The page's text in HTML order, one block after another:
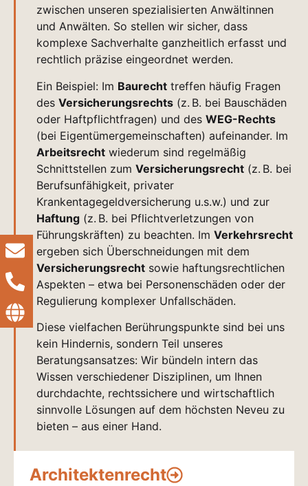
zwischen unseren spezialisierten Anwältinnen
und Anwälten. So stellen wir sicher, dass
komplexe Sachverhalte ganzheitlich erfasst und
rechtlich präzise eingeordnet werden.
Ein Beispiel: Im Baurecht treffen häufig Fragen
des Versicherungsrechts (z. B. bei Bauschäden
oder Haftpflichtfragen) und des WEG-Rechts
(bei Eigentümergemeinschaften) aufeinander. Im
Arbeitsrecht wiederum sind regelmäßig
Schnittstellen zum Versicherungsrecht (z. B. bei
Berufsunfähigkeit, privater
Krankentagegeldversicherung u.s.w.) und zur
Haftung (z. B. bei Pflichtverletzungen von
Führungskräften) zu beachten. Im Verkehrsrecht
ergeben sich Überschneidungen mit dem
Versicherungsrecht sowie haftungsrechtlichen
Aspekten – etwa bei Personenschäden oder der
Regulierung komplexer Unfallschäden.
Diese vielfachen Berührungspunkte sind bei uns
kein Hindernis, sondern Teil unseres
Beratungsansatzes: Wir bündeln intern das
Wissen verschiedener Disziplinen, um Ihnen
durchdachte, rechtssichere und wirtschaftlich
sinnvolle Lösungen auf dem höchsten Neveu zu
bieten – aus einer Hand.
Architektenrecht